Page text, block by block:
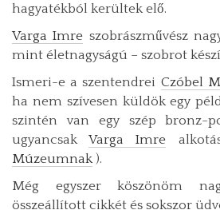
hagyatékból kerültek elő.
Varga Imre szobrászművész
mint életnagyságú – szobrot
Ismeri-e a szentendrei Czóbel
ha nem szívesen küldök egy
szintén van egy szép bronz-
ugyancsakVarga Imre
Múzeumnak ).
Még egyszer köszönöm
összeállított cikkét és sokszor